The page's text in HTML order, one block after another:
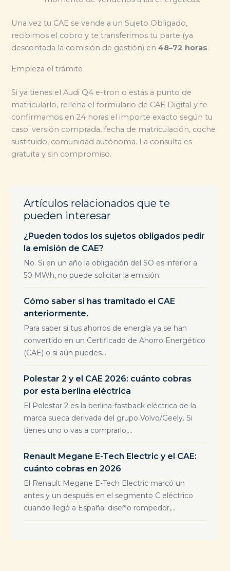
Una vez tu CAE se vende a un Sujeto Obligado,
recibimos el cobro y te transferimos tu parte (ya
descontada la comisión de gestión) en48–72 horas.
Empieza el trámite
Si ya tienes el Audi Q4 e-tron o estás a punto de
matricularlo, rellena el formulario de CAE Digital y te
confirmamos en 24 horas el importe exacto según tu
caso: versión comprada, fecha de matriculación, coche
sustituido, comunidad autónoma. La consulta es
gratuita y sin compromiso.
Artículos relacionados que te
pueden interesar
¿Pueden todos los sujetos obligados pedir
la emisión de CAE?
No. Si en un año la obligación del SO es inferior a
50 MWh, no puede solicitar la emisión.
Cómo saber si has tramitado el CAE
anteriormente.
Para saber si tus ahorros de energía ya se han
convertido en un Certificado de Ahorro Energético
(CAE) o si aún puedes...
Polestar 2 y el CAE 2026: cuánto cobras
por esta berlina eléctrica
El Polestar 2 es la berlina-fastback eléctrica de la
marca sueca derivada del grupo Volvo/Geely. Si
tienes uno o vas a comprarlo,...
Renault Megane E-Tech Electric y el CAE:
cuánto cobras en 2026
El Renault Megane E-Tech Electric marcó un
antes y un después en el segmento C eléctrico
cuando llegó a España: diseño rompedor,...